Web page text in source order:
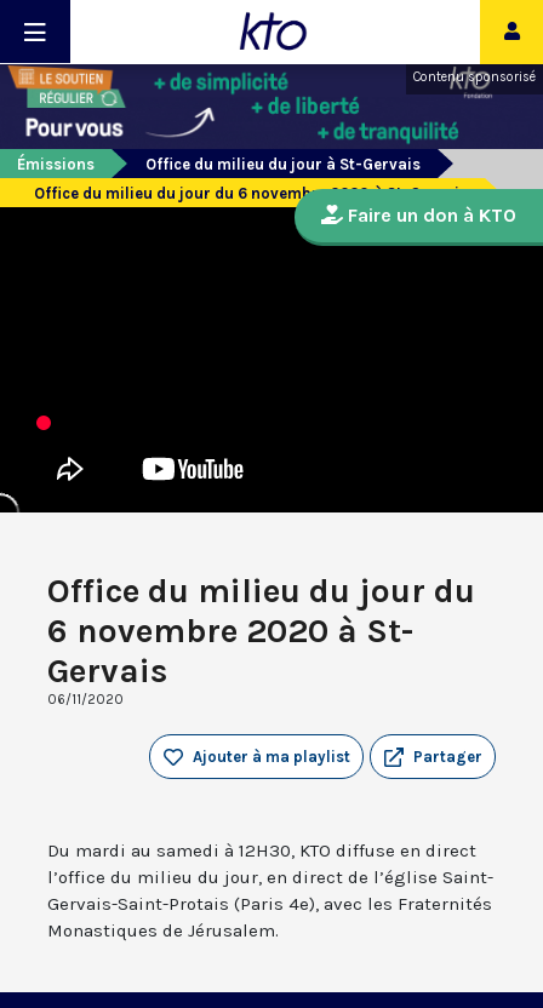
Contenu sponsorisé
Émissions
Office du milieu du jour à St-Gervais
Office du milieu du jour du 6 novembre 2020 à St-Gervais
Office du milieu du jour du
6 novembre 2020 à St-
Gervais
06/11/2020
Partager
Ajouter à ma playlist
Du mardi au samedi à 12H30, KTO diffuse en direct
l’office du milieu du jour, en direct de l’église Saint-
Gervais-Saint-Protais (Paris 4e), avec les Fraternités
Monastiques de Jérusalem.
Faire un don à KTO